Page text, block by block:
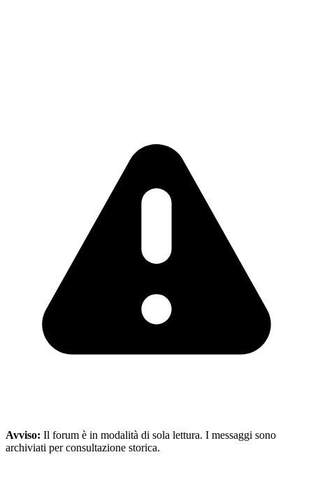
Avviso: Il forum è in modalità di sola lettura. I messaggi sono
archiviati per consultazione storica.